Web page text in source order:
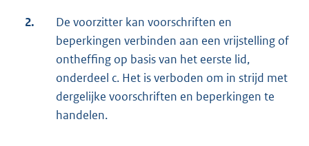
2.
De voorzitter kan voorschriften en
beperkingen verbinden aan een vrijstelling of
ontheffing op basis van het eerste lid,
onderdeel c. Het is verboden om in strijd met
dergelijke voorschriften en beperkingen te
handelen.